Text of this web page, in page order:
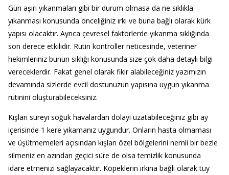
Gün aşırı yıkanmaları gibi bir durum olmasa da ne sıklıkla
yıkanması konusunda önceliğiniz ırkı ve buna bağlı olarak kürk
yapısı olacaktır. Ayrıca çevresel faktörlerde yıkanma sıklığında
son derece etkilidir. Rutin kontroller neticesinde, veteriner
hekimleriniz bunun sıklığı konusunda size çok daha detaylı bilgi
vereceklerdir. Fakat genel olarak fikir alabileceğiniz yazımızın
devamında sizlerde evcil dostunuzun yapısına uygun yıkanma
rutinini oluşturabileceksiniz.
Kışları süreyi soğuk havalardan dolayı uzatabileceğiniz gibi ay
içerisinde 1 kere yıkamanız uygundur. Onların hasta olmaması
ve üşütmemeleri açısından kışları özel bölgelerini nemli bir bezle
silmeniz en azından geçici süre de olsa temizlik konusunda
idare etmenizi sağlayacaktır. Köpeklerin ırkına bağlı olarak tüy